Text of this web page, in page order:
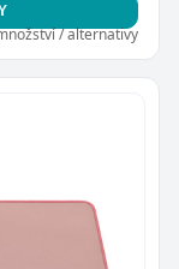
/ alternativy